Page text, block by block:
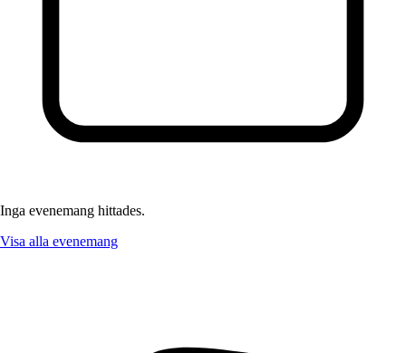
Inga evenemang hittades.
Visa alla evenemang